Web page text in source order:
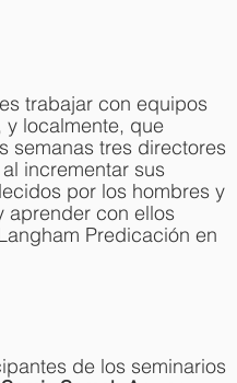
trabajar con equipos
y localmente, que
semanas tres directores
incrementar sus
por los hombres y
aprender con ellos
Predicación en
de los seminarios